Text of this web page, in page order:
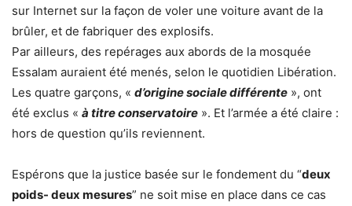
sur Internet sur la façon de voler une voiture avant de la
brûler, et de fabriquer des explosifs.
Par ailleurs, des repérages aux abords de la mosquée
Essalam auraient été menés, selon le quotidien Libération.
Les quatre garçons, « d’origine sociale différente », ont
été exclus « à titre conservatoire ». Et l’armée a été claire :
hors de question qu’ils reviennent.
Espérons que la justice basée sur le fondement du “deux
poids- deux mesures” ne soit mise en place dans ce cas